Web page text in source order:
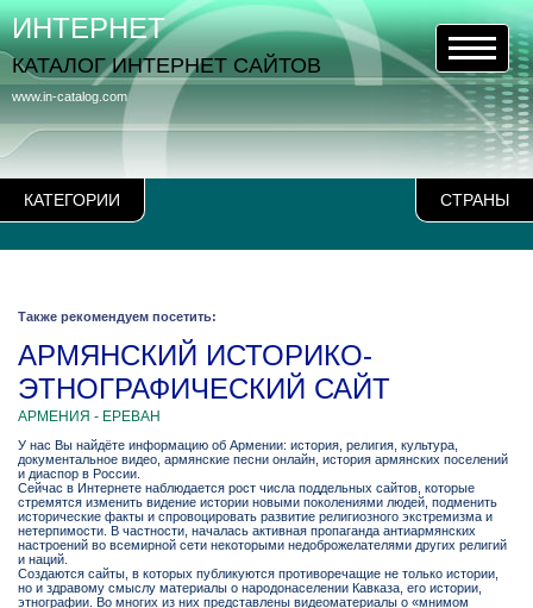
КАТЕГОРИИ СТРАНЫ
www.in-catalog.com
ИНТЕРНЕТ
КАТАЛОГ ИНТЕРНЕТ САЙТОВ
Также рекомендуем посетить:
АРМЯНСКИЙ ИСТОРИКО-
ЭТНОГРАФИЧЕСКИЙ САЙТ
АРМЕНИЯ - ЕРЕВАН
У нас Вы найдёте информацию об Армении: история, религия, культура,
документальное видео, армянские песни онлайн, история армянских поселений
и диаспор в России.
Сейчас в Интернете наблюдается рост числа поддельных сайтов, которые
стремятся изменить видение истории новыми поколениями людей, подменить
исторические факты и спровоцировать развитие религиозного экстремизма и
нетерпимости. В частности, началась активная пропаганда антиармянских
настроений во всемирной сети некоторыми недоброжелателями других религий
и наций.
Создаются сайты, в которых публикуются противоречащие не только истории,
но и здравому смыслу материалы о народонаселении Кавказа, его истории,
этнографии. Во многих из них представлены видеоматериалы о «мнимом